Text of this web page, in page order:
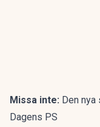
Missa inte: Den nya
Dagens PS